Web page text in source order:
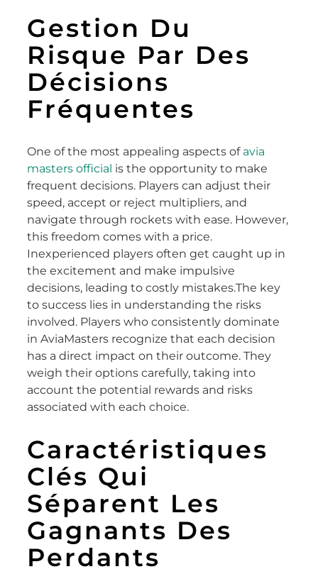
Gestion Du
Risque Par Des
Décisions
Fréquentes
One of the most appealing aspects of avia
masters official is the opportunity to make
frequent decisions. Players can adjust their
speed, accept or reject multipliers, and
navigate through rockets with ease. However,
this freedom comes with a price.
Inexperienced players often get caught up in
the excitement and make impulsive
decisions, leading to costly mistakes.The key
to success lies in understanding the risks
involved. Players who consistently dominate
in AviaMasters recognize that each decision
has a direct impact on their outcome. They
weigh their options carefully, taking into
account the potential rewards and risks
associated with each choice.
Caractéristiques
Clés Qui
Séparent Les
Gagnants Des
Perdants